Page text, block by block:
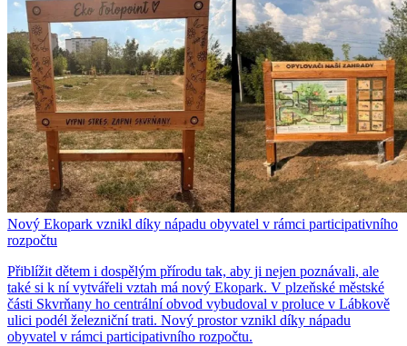
Nový Ekopark vznikl díky nápadu obyvatel v rámci participativního
rozpočtu
Přiblížit dětem i dospělým přírodu tak, aby ji nejen poznávali, ale
také si k ní vytvářeli vztah má nový Ekopark. V plzeňské městské
části Skvrňany ho centrální obvod vybudoval v proluce v Lábkově
ulici podél železniční trati. Nový prostor vznikl díky nápadu
obyvatel v rámci participativního rozpočtu.